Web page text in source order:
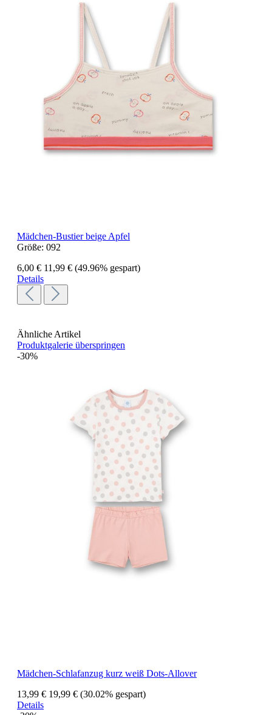
Mädchen-Bustier beige Apfel
Größe: 092
6,00 € 11,99 € (49.96% gespart)
Details
Ähnliche Artikel
Produktgalerie überspringen
-30%
Mädchen-Schlafanzug kurz weiß Dots-Allover
13,99 € 19,99 € (30.02% gespart)
Details